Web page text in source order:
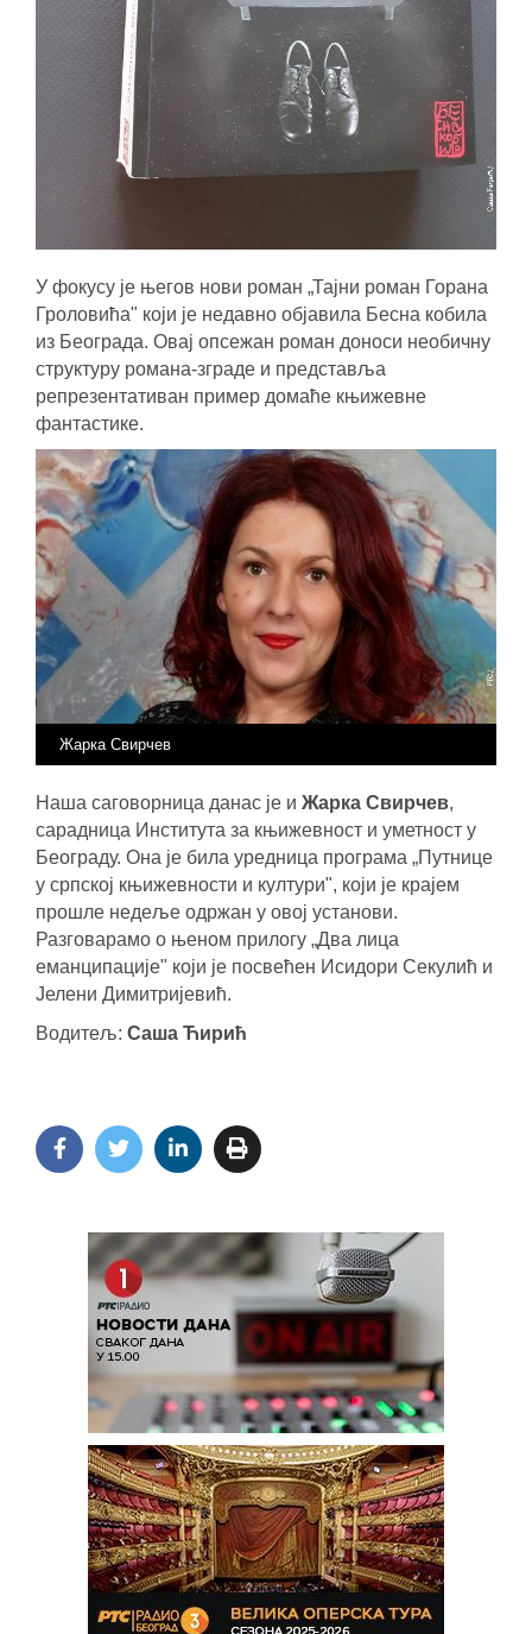
У фокусу је његов нови роман „Тајни роман Горана
Гроловића" који је недавно објавила Бесна кобила
из Београда. Овај опсежан роман доноси необичну
структуру романа-зграде и представља
репрезентативан пример домаће књижевне
фантастике.
Жарка Свирчев
Наша саговорница данас је и Жарка Свирчев,
сарадница Института за књижевност и уметност у
Београду. Она је била уредница програма „Путнице
у српској књижевности и култури", који је крајем
прошле недеље одржан у овој установи.
Разговарамо о њеном прилогу „Два лица
еманципације" који је посвећен Исидори Секулић и
Јелени Димитријевић.
Водитељ: Саша Ћирић